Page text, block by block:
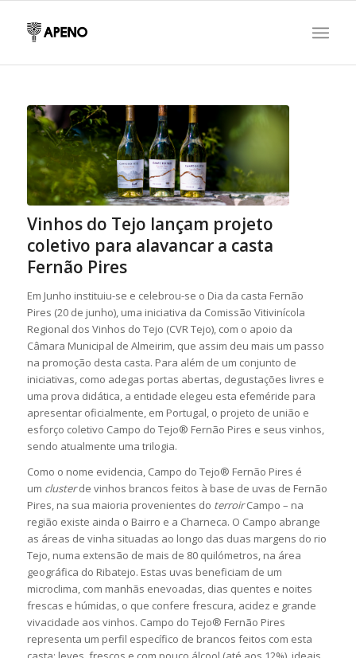
Vinhos do Tejo lançam projeto
coletivo para alavancar a casta
Fernão Pires
Em Junho instituiu-se e celebrou-se o Dia da casta Fernão
Pires (20 de junho), uma iniciativa da Comissão Vitivinícola
Regional dos Vinhos do Tejo (CVR Tejo), com o apoio da
Câmara Municipal de Almeirim, que assim deu mais um passo
na promoção desta casta. Para além de um conjunto de
iniciativas, como adegas portas abertas, degustações livres e
uma prova didática, a entidade elegeu esta efeméride para
apresentar oficialmente, em Portugal, o projeto de união e
esforço coletivo Campo do Tejo® Fernão Pires e seus vinhos,
sendo atualmente uma trilogia.
Como o nome evidencia, Campo do Tejo® Fernão Pires é
um clusterde vinhos brancos feitos à base de uvas de Fernão
Pires, na sua maioria provenientes do terroirCampo – na
região existe ainda o Bairro e a Charneca. O Campo abrange
as áreas de vinha situadas ao longo das duas margens do rio
Tejo, numa extensão de mais de 80 quilómetros, na área
geográfica do Ribatejo. Estas uvas beneficiam de um
microclima, com manhãs enevoadas, dias quentes e noites
frescas e húmidas, o que confere frescura, acidez e grande
vivacidade aos vinhos. Campo do Tejo® Fernão Pires
representa um perfil específico de brancos feitos com esta